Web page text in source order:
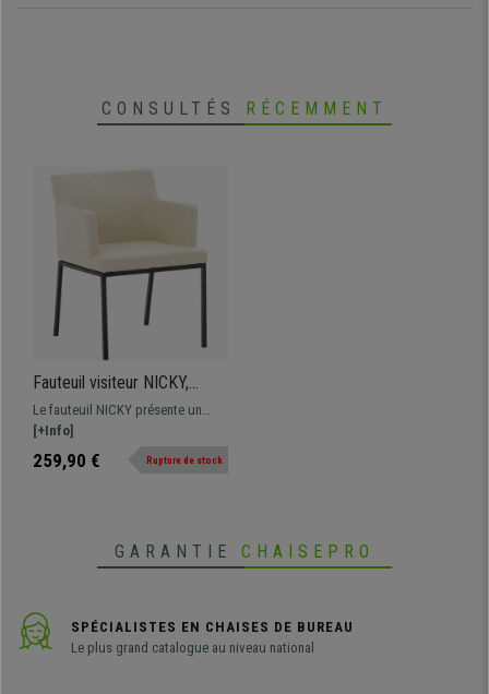
CONSULTÉS RÉCEMMENT
Fauteuil visiteur NICKY,
Design et Confort, Pieds en
Acier Noir, Cuir Crème
Le fauteuil NICKY présente un
design élégant et un rembourrage
confortable, idéal pour meubler
votre bureau avec style !
[+Info]
259,90 € Rupture de stock
GARANTIE CHAISEPRO
SPÉCIALISTES EN CHAISES DE BUREAU
Le plus grand catalogue au niveau national